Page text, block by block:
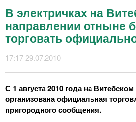
В электричках на
направлении отныне
торговать
17:17 29.07.2010
С 1 августа 2010 года на
организована официальная
пригородного сообщения.